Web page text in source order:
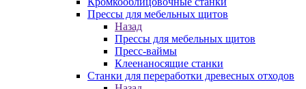
Прессы для мебельных щитов
Назад
Прессы для мебельных щитов
Пресс-ваймы
Клеенаносящие станки
Станки для переработки древесных отходов